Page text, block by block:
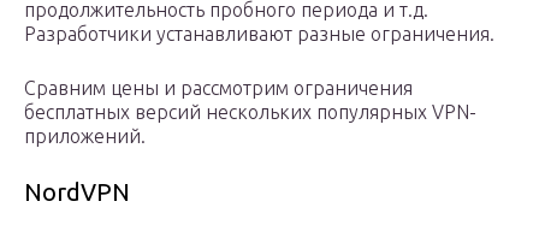
продолжительность пробного периода и т.д.
Разработчики устанавливают разные ограничения.
Сравним цены и рассмотрим ограничения
бесплатных версий нескольких популярных VPN-
приложений.
NordVPN